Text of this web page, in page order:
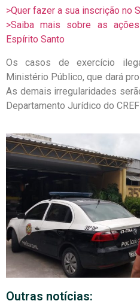
>Quer fazer a sua inscrição no
>Saiba mais sobre as
Espírito Santo
Os casos de exercício
Ministério Público, que dará
As demais irregularidades
Departamento Jurídico do
Outras notícias: